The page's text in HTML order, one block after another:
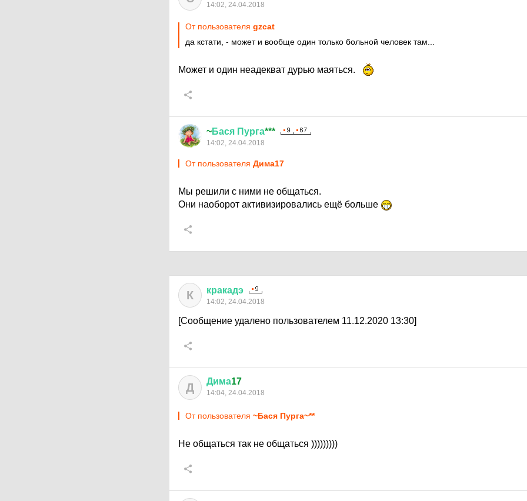
14:02, 24.04.2018
От пользователя gzcat
да кстати, - может и вообще один только больной человек там...
Может и один неадекват дурью маяться.
~Бася Пурга***
14:02, 24.04.2018
От пользователя Дима17
Мы решили с ними не общаться.
Они наоборот активизировались ещё больше
К кракадэ
14:02, 24.04.2018
[Сообщение удалено пользователем 11.12.2020 13:30]
Д Дима17
14:04, 24.04.2018
От пользователя ~Бася Пурга~**
Не общаться так не общаться )))))))))